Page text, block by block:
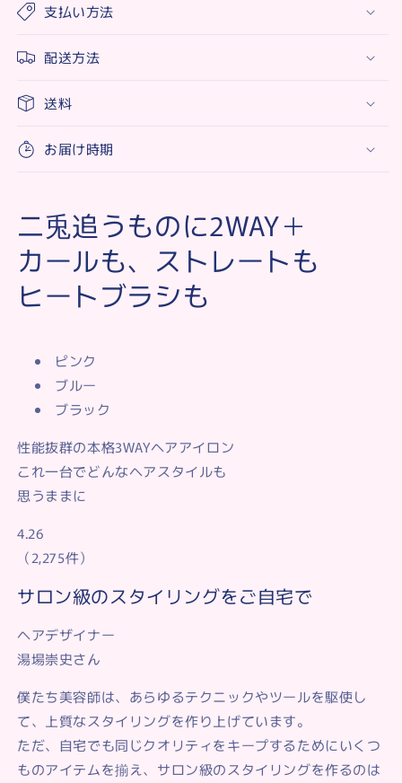
直
3
一
板
负
离
子
多
美
发
器
26mm
型
负
子
多
26mm
支払い方法
配送方法
送料
お届け時期
二兎追うものに2WAY＋
カールも、ストレートも
ヒートブラシも
ピンク
ブルー
ブラック
性能抜群の本格3WAYヘアアイロン
これ一台でどんなヘアスタイルも
思うままに
4.26
（2,275件）
サロン級のスタイリングをご自宅で
ヘアデザイナー
湯場崇史さん
僕たち美容師は、あらゆるテクニックやツールを駆使し
て、上質なスタイリングを作り上げています。
ただ、自宅でも同じクオリティをキープするためにいくつ
ものアイテムを揃え、サロン級のスタイリングを作るのは